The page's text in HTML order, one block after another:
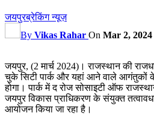
जयपुरब्रेकिंग न्यूज़
By Vikas Rahar On Mar 2, 2024
जयपुर, (2 मार्च 2024)। राजस्थान की
चुके सिटी पार्क और यहां आने वाले आगंतुकों के
होगा। पार्क में द रोज सोसाइटी ऑफ
जयपुर विकास प्राधिकरण के संयुक्त
आयोजन किया जा रहा है।